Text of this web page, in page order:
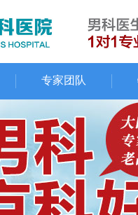
专家团队
就诊环境